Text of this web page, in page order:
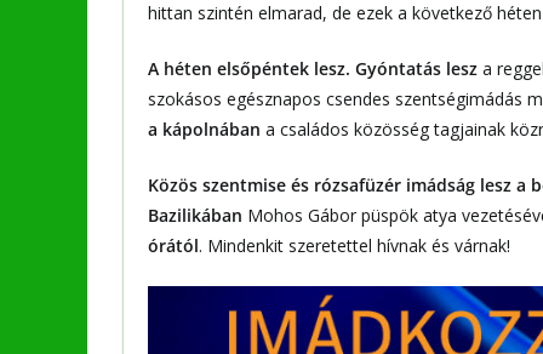
hittan szintén elmarad, de ezek a következő
A héten elsőpéntek lesz. Gyóntatás lesz a
szokásos egésznapos csendes szentségimádás
a kápolnában a családos közösség tagjainak
Közös szentmise és rózsafüzér imádság lesz
Bazilikában Mohos Gábor püspök atya
órától. Mindenkit szeretettel hívnak és várnak!